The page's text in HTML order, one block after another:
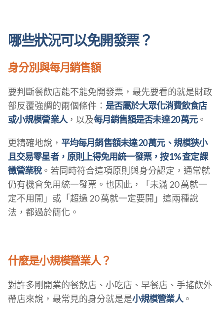
哪些狀況可以免開發票？
身分別與每月銷售額
要判斷餐飲店能不能免開發票，最先要看的就是財政
部反覆強調的兩個條件： 是否屬於大眾化消費飲食店
或小規模營業人，以及每月銷售額是否未達 20 萬元。
更精確地說， 平均每月銷售額未達 20 萬元、規模狹小
且交易零星者，原則上得免用統一發票，按 1% 查定課
徵營業稅。若同時符合這項原則與身分認定，通常就
仍有機會免用統一發票。也因此，「未滿 20 萬就一
定不用開」或「超過 20 萬就一定要開」這兩種說
法，都過於簡化。
什麼是小規模營業人？
對許多剛開業的餐飲店、小吃店、早餐店、手搖飲外
帶店來說，最常見的身分就是是小規模營業人。